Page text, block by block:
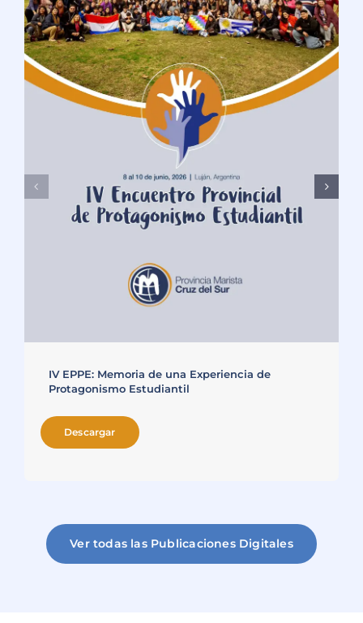
IV EPPE: Memoria de una Experiencia de
Protagonismo Estudiantil
Descargar
Ver todas las Publicaciones Digitales